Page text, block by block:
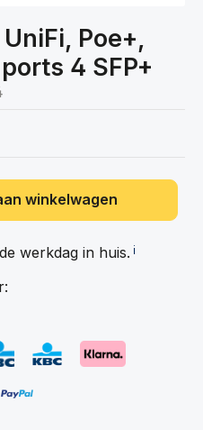
Poe+,
4 SFP+
winkelwagen
werkdag in huis. ℹ️